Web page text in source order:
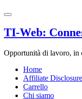
TI-Web:
Opportunità di lavoro, in
Home
Affiliate Disclosure
Carrello
Chi siamo